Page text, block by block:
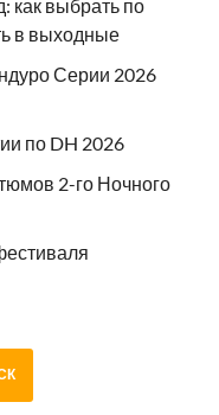
как выбрать по
в выходные
Серии 2026
по DH 2026
2-го Ночного